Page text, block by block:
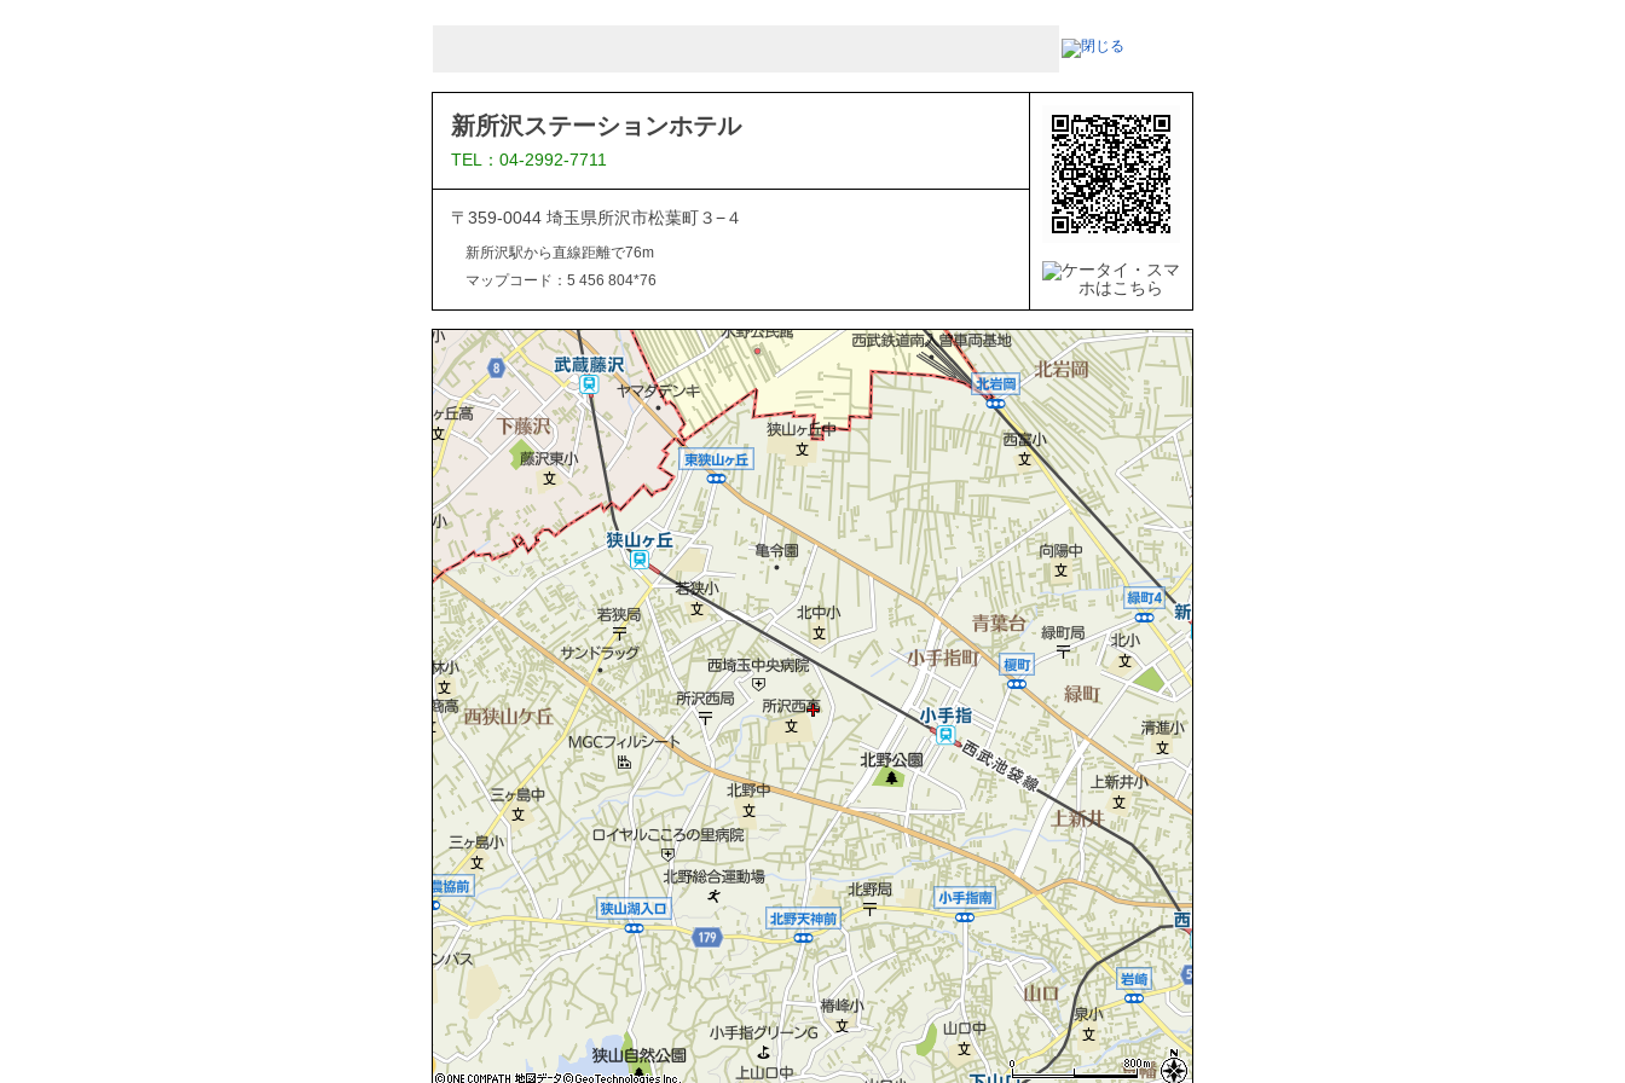
新所沢ステーションホテル
TEL：04-2992-7711
〒359-0044 埼玉県所沢市松葉町３−４
新所沢駅から直線距離で76m
マップコード：5 456 804*76